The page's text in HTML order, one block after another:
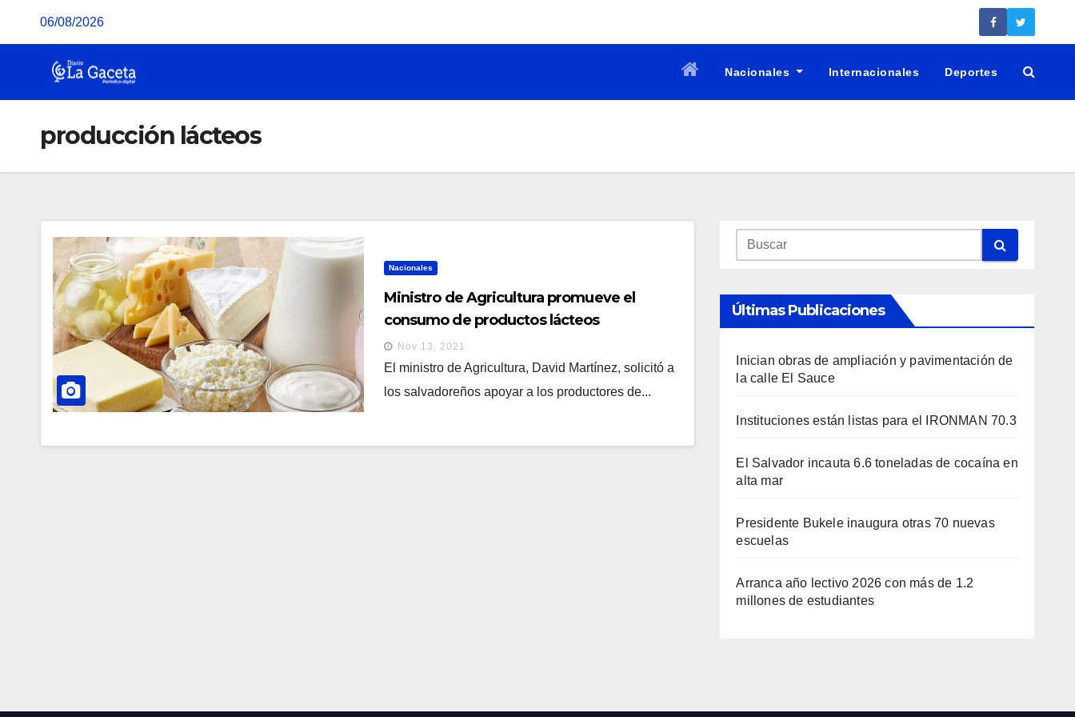
06/08/2026
Nacionales Internacionales Deportes
producción lácteos
Nacionales
Ministro de Agricultura promueve el
consumo de productos lácteos
salvadoreños
Nov 13, 2021
El ministro de Agricultura, David Martínez, solicitó a
los salvadoreños apoyar a los productores de...
Últimas Publicaciones
Inician obras de ampliación y pavimentación de
la calle El Sauce
Instituciones están listas para el IRONMAN 70.3
El Salvador incauta 6.6 toneladas de cocaína en
alta mar
Presidente Bukele inaugura otras 70 nuevas
escuelas
Arranca año lectivo 2026 con más de 1.2
millones de estudiantes